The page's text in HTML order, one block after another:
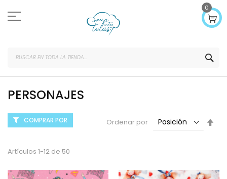
al
contenido
0
PERSONAJES
Artículos 1-12 de 50
Ordenar por
COMPRAR POR